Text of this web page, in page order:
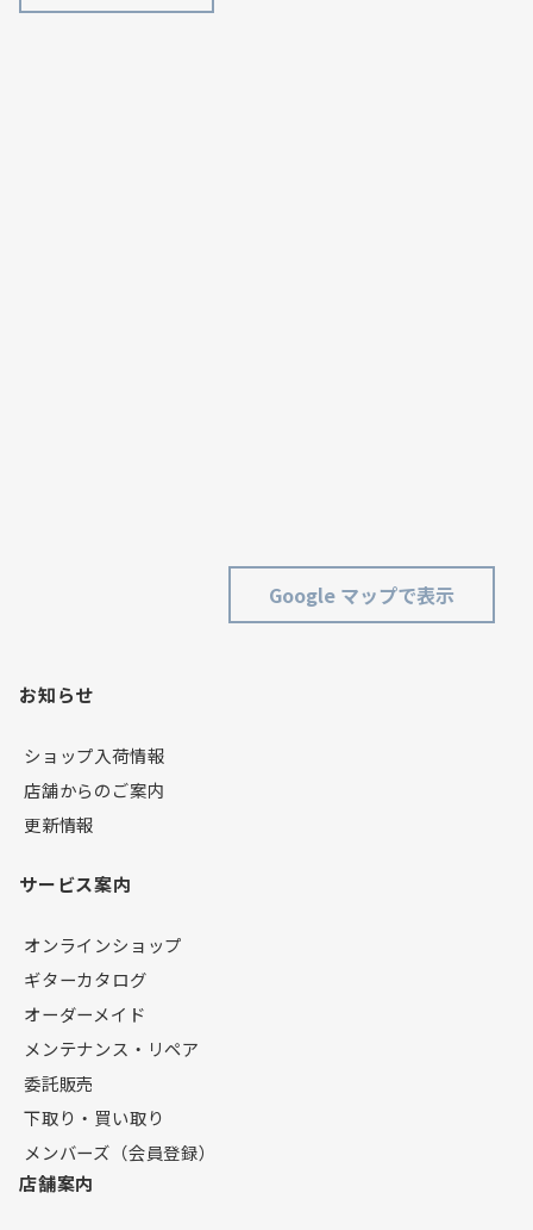
Google マップで表示
お知らせ
ショップ入荷情報
店舗からのご案内
更新情報
サービス案内
オンラインショップ
ギターカタログ
オーダーメイド
メンテナンス・リペア
委託販売
下取り・買い取り
メンバーズ（会員登録）
店舗案内